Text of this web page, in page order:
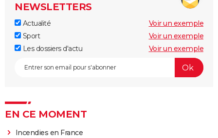
NEWSLETTERS
Actualité
Voir un exemple
Sport
Voir un exemple
Les dossiers d'actu
Voir un exemple
EN CE MOMENT
Incendies en France